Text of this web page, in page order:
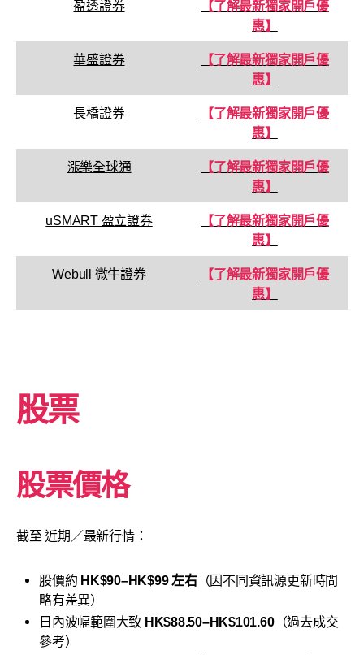
盈透證券
【了解最新獨家開戶優
惠】
華盛證券
【了解最新獨家開戶優
惠】
長橋證券
【了解最新獨家開戶優
惠】
漲樂全球通
【了解最新獨家開戶優
惠】
uSMART 盈立證券
【了解最新獨家開戶優
惠】
Webull 微牛證券
【了解最新獨家開戶優
惠】
股票
股票價格
截至 近期／最新行情：
股價約 HK$90–HK$99 左右（因不同資訊源更新時間
略有差異）
日內波幅範圍大致 HK$88.50–HK$101.60（過去成交
參考）